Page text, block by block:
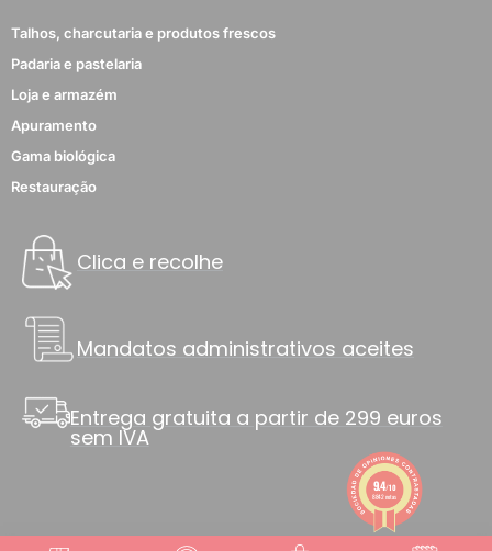
Talhos, charcutaria e produtos frescos
Padaria e pastelaria
Loja e armazém
Apuramento
Gama biológica
Restauração
Clica e recolhe
Mandatos administrativos aceites
Entrega gratuita a partir de 299 euros
sem IVA
9.4/10
8842 notas